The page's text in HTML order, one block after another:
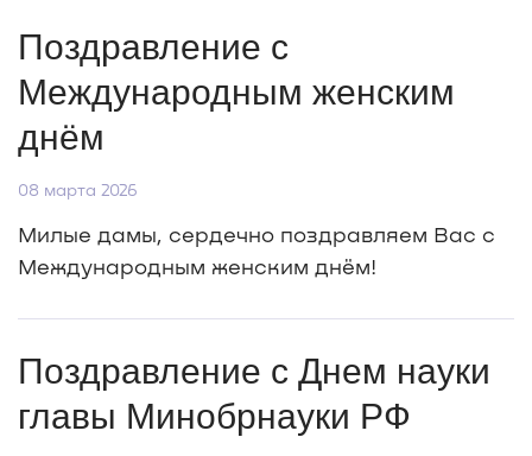
Поздравление с
Международным женским
днём
08 марта 2026
Милые дамы, сердечно поздравляем Вас с
Международным женским днём!
Поздравление с Днем науки
главы Минобрнауки РФ